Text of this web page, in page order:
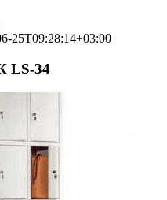
25T09:28:14+03:00
LS-34